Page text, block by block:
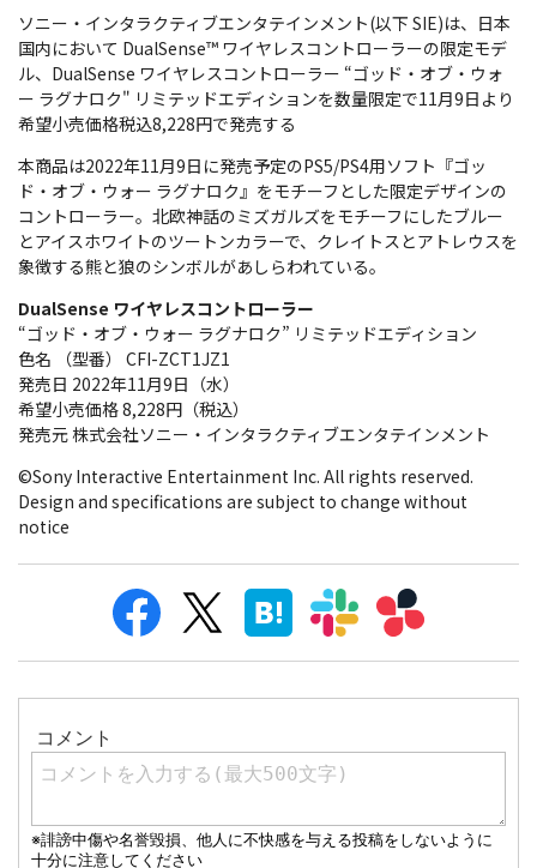
ソニー・インタラクティブエンタテインメント(以下 SIE)は、日本
国内において DualSense™ ワイヤレスコントローラーの限定モデ
ル、DualSense ワイヤレスコントローラー “ゴッド・オブ・ウォ
ー ラグナロク" リミテッドエディションを数量限定で11月9日より
希望小売価格税込8,228円で発売する
本商品は2022年11月9日に発売予定のPS5/PS4用ソフト『ゴッ
ド・オブ・ウォー ラグナロク』をモチーフとした限定デザインの
コントローラー。北欧神話のミズガルズをモチーフにしたブルー
とアイスホワイトのツートンカラーで、クレイトスとアトレウスを
象徴する熊と狼のシンボルがあしらわれている。
DualSense ワイヤレスコントローラー
“ゴッド・オブ・ウォー ラグナロク” リミテッドエディション
色名 （型番） CFI-ZCT1JZ1
発売日 2022年11月9日（水）
希望小売価格 8,228円（税込）
発売元 株式会社ソニー・インタラクティブエンタテインメント
©Sony Interactive Entertainment Inc. All rights reserved.
Design and specifications are subject to change without
notice